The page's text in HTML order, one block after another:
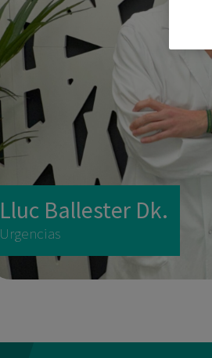
Lluc Ballester Dk.
Urgencias